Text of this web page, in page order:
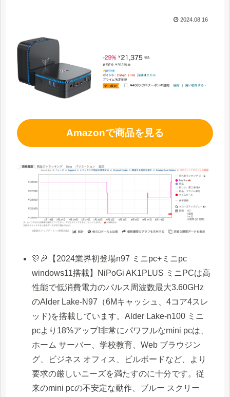
2024.08.16
Amazonで商品を見る
🎊🎉【2024業界初登場n97 ミニpc+ミニpc
windows11搭載】NiPoGi AK1PLUS ミニPCは高
性能で低消費電力のパルス周波数最大3.60GHz
のAlder Lake-N97（6Mキャッシュ、4コア4スレ
ッド)を搭載しています。Alder Lake-n100 ミニ
pcより18%アップ!非常にパワフルなmini pcは、
ホーム サーバー、学校教育、Web ブラウジン
グ、ビジネス オフィス、ビルボードなど、より
要求の厳しいニーズを満たすのに十分です。従
来のmini pcの不安定な動作、ブルー スクリー